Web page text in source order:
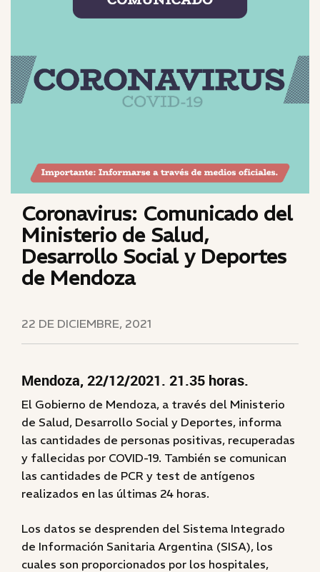
Coronavirus: Comunicado del
Ministerio de Salud,
Desarrollo Social y Deportes
de Mendoza
22 DE DICIEMBRE, 2021
Mendoza, 22/12/2021. 21.35 horas.
El Gobierno de Mendoza, a través del Ministerio
de Salud, Desarrollo Social y Deportes, informa
las cantidades de personas positivas, recuperadas
y fallecidas por COVID-19. También se comunican
las cantidades de PCR y test de antígenos
realizados en las últimas 24 horas.
Los datos se desprenden del Sistema Integrado
de Información Sanitaria Argentina (SISA), los
cuales son proporcionados por los hospitales,